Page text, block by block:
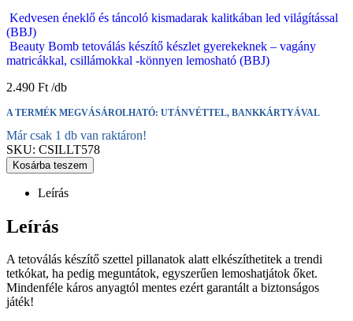
Kedvesen éneklő és táncoló kismadarak kalitkában led világítással
(BBJ)
Beauty Bomb tetoválás készítő készlet gyerekeknek – vagány
matricákkal, csillámokkal -könnyen lemosható (BBJ)
2.490 Ft
A TERMÉK MEGVÁSÁROLHATÓ: UTÁNVÉTTEL, BANKKÁRTYÁVAL
Már csak 1 db van raktáron!
SKU: CSILLT578
Kosárba teszem
Leírás
Leírás
A tetoválás készítő szettel pillanatok alatt elkészíthetitek a trendi
tetkókat, ha pedig meguntátok, egyszerűen lemoshatjátok őket.
Mindenféle káros anyagtól mentes ezért garantált a biztonságos
játék!